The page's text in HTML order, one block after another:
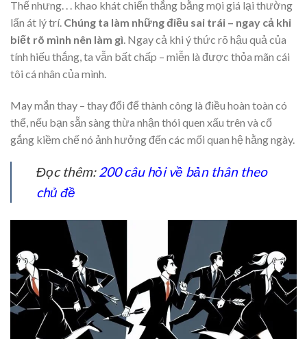
Thế nhưng. . . khao khát chiến thắng bằng mọi giá lại thường
lấn át lý trí. Chúng ta làm những điều sai trái – ngay cả khi
biết rõ mình nên làm gì . Ngay cả khi ý thức rõ hậu quả của
tính hiếu thắng, ta vẫn bất chấp – miễn là được thỏa mãn cái
tôi cá nhân của mình.
May mắn thay – thay đổi để thành công là điều hoàn toàn có
thể, nếu bạn sẵn sàng thừa nhận thói quen xấu trên và cố
gắng kiềm chế nó ảnh hưởng đến các mối quan hệ hằng ngày.
Đọc thêm:200 câu hỏi về bản thân theo
chủ đề